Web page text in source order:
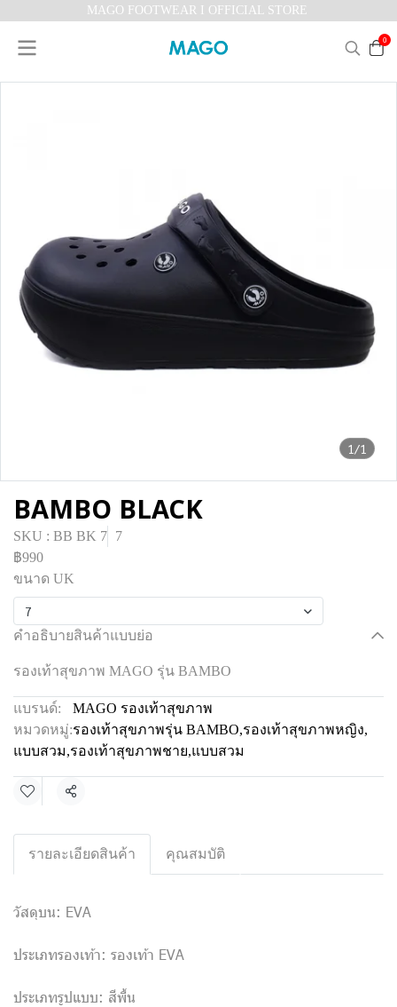
MAGO FOOTWEAR I OFFICIAL STORE
0
1/1
BAMBO BLACK
SKU : BB BK 7 7
฿990
ขนาด UK
7
คำอธิบายสินค้าแบบย่อ
รองเท้าสุขภาพ MAGO รุ่น BAMBO
แบรนด์:
MAGO รองเท้าสุขภาพ
หมวดหมู่:รองเท้าสุขภาพรุ่น BAMBO,รองเท้าสุขภาพหญิง,
แบบสวม,รองเท้าสุขภาพชาย,แบบสวม
แชร์
รายละเอียดสินค้า คุณสมบัติ
วัสดุบน: EVA
ประเภทรองเท้า: รองเท้า EVA
ประเภทรูปแบบ: สีพื้น